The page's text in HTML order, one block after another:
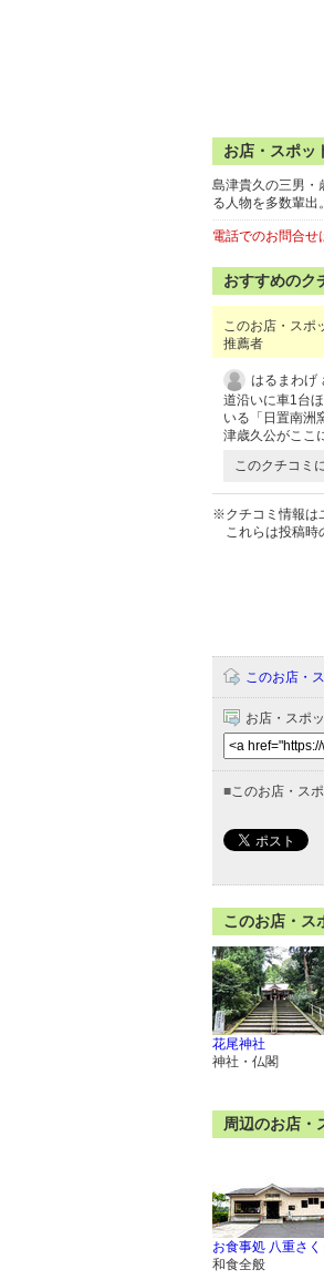
お店・スポッ
島津貴久の三男・
る人物を多数輩出
電話でのお問合
おすすめのク
このお店・スポ
推薦者
はるまわげ
道沿いに車1台
いる「日置南洲
津歳久公がここ
このクチコミ
※クチコミ情報は
これらは投稿時
このお店・
お店・スポ
■このお店・ス
このお店・ス
花尾神社
神社・仏閣
周辺のお店・
お食事処 八重さく
和食全般